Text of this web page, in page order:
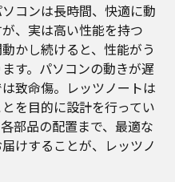
コンは長時間、快適に動
、実は高い性能を持つ
かし続けると、性能がう
す。パソコンの動きが遅
致命傷。レッツノートは
を目的に設計を行ってい
部品の配置まで、最適な
けすることが、レッツノ